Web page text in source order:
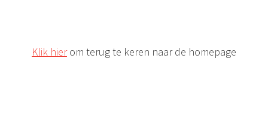
Klik hierom terug te keren naar de homepage